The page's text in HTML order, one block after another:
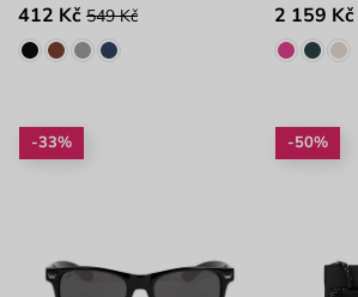
412 Kč 549 Kč 2 159 Kč
-33% -50%